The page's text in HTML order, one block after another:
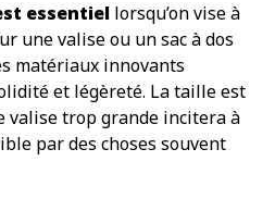
essentiel lorsqu’on vise à
une valise ou un sac à dos
matériaux innovants
et légèreté. La taille est
valise trop grande incitera à
par des choses souvent